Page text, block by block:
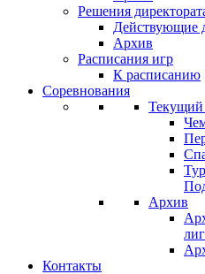
Решения
Действующие
Архив
Расписания игр
К расписанию
Соревнования
Текущий
Архив
Контакты